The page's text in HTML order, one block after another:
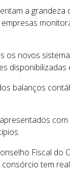
a
os novos
disponibilizadas
balanços
Fiscal
tem